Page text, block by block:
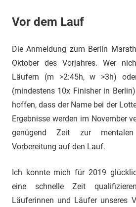
Vor dem Lauf
Die Anmeldung zum Berlin
Oktober des Vorjahres. Wer
Läufern (m >2:45h, w >3h)
(mindestens 10x Finisher in
hoffen, dass der Name bei der
Ergebnisse werden im November
genügend Zeit zur
Vorbereitung auf den Lauf.
Ich konnte mich für 2019
eine schnelle Zeit
Läuferinnen und Läufer unseres